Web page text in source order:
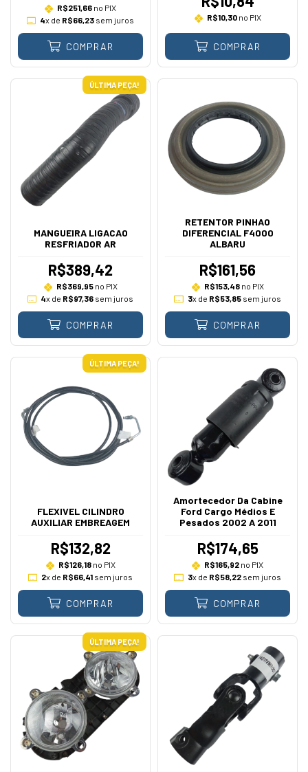
R$251,66 no PIX
4x de R$66,23 sem juros
COMPRAR
R$10,30no PIX
COMPRAR
ÚLTIMA PEÇA!
MANGUEIRA LIGACAO
RESFRIADOR AR
R$389,42
R$369,95no PIX
4x de R$97,36 sem juros
COMPRAR
RETENTOR PINHAO
DIFERENCIAL F4000
ALBARU
R$161,56
R$153,48no PIX
3x de R$53,85sem juros
COMPRAR
ÚLTIMA PEÇA!
FLEXIVEL CILINDRO
AUXILIAR EMBREAGEM
R$132,82
R$126,18no PIX
2x de R$66,41 sem juros
COMPRAR
Amortecedor Da Cabine
Ford Cargo Médios E
Pesados 2002 A 2011
R$174,65
R$165,92 no PIX
3x de R$58,22sem juros
COMPRAR
ÚLTIMA PEÇA!